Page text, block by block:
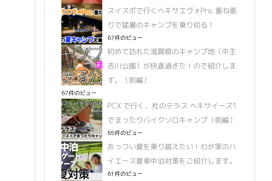
スイスポで行くヘキサエヴォPro. 重ね張
りで猛暑のキャンプを乗り切る！
67件のビュー
初めて訪れた滋賀県のキャンプ地（中主
吉川公園）が快適過ぎた！ので紹介しま
す。（前編）
67件のビュー
PCX で行く、杜のテラス ヘキサイーズ1
でまったりバイクソロキャンプ（前編）
65件のビュー
あっつい夏を乗り越えたい！わが家のハ
イエース夏車中泊対策をご紹介します。
61件のビュー